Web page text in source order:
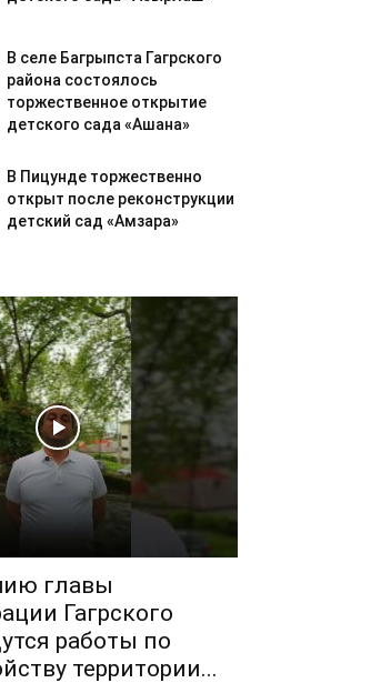
В селе Багрыпста Гагрского
района состоялось
торжественное открытие
детского сада «Ашана»
В Пицунде торжественно
открыт после реконструкции
детский сад «Амзара»
главы
Гагрского
работы по
территории...